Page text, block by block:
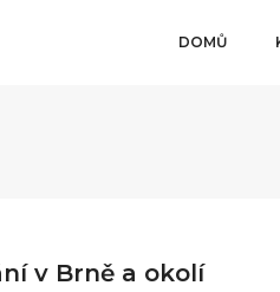
DOMŮ
v Brně a okolí